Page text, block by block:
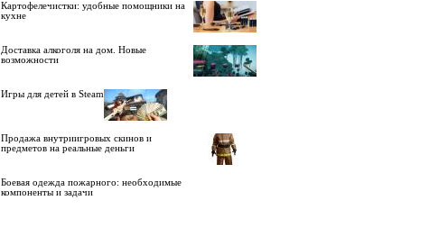
Картофелечистки: удобные помощники на
кухне
Доставка алкоголя на дом. Новые
возможности
Игры для детей в Steam
Продажа внутриигровых скинов и
предметов на реальные деньги
Боевая одежда пожарного: необходимые
компоненты и задачи